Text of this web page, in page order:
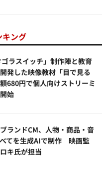
キング
ラスイッチ」制作陣と教育
発した映像教材「目で見る
680円で個人向けストリーミ
始
ランドCM、人物・商品・音
てを生成AIで制作 映画監
キ氏が担当